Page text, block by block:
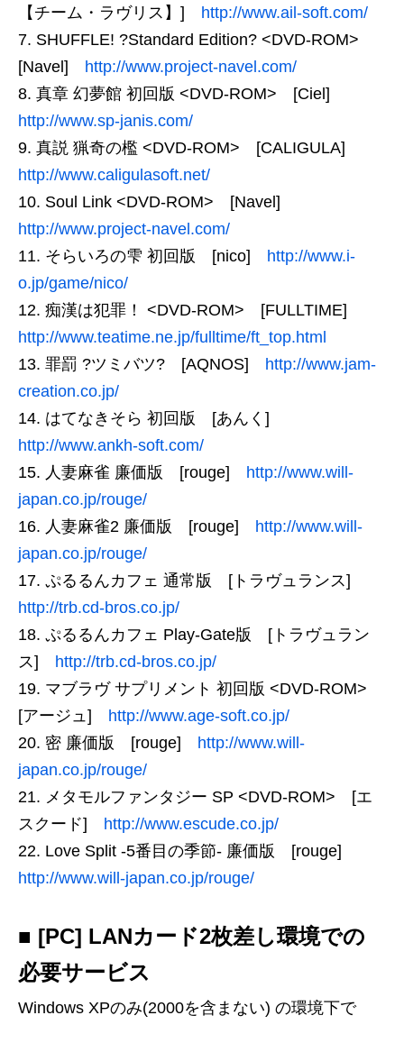
【チーム・ラヴリス】] http://www.ail-soft.com/
SHUFFLE! ?Standard Edition? <DVD-ROM>
[Navel] http://www.project-navel.com/
真章 幻夢館 初回版 <DVD-ROM> [Ciel]
http://www.sp-janis.com/
真説 猟奇の檻 <DVD-ROM> [CALIGULA]
http://www.caligulasoft.net/
Soul Link <DVD-ROM> [Navel]
http://www.project-navel.com/
そらいろの雫 初回版 [nico] http://www.i-
o.jp/game/nico/
痴漢は犯罪！ <DVD-ROM> [FULLTIME]
http://www.teatime.ne.jp/fulltime/ft_top.html
罪罰 ?ツミバツ? [AQNOS] http://www.jam-
creation.co.jp/
はてなきそら 初回版 [あんく]
http://www.ankh-soft.com/
人妻麻雀 廉価版 [rouge] http://www.will-
japan.co.jp/rouge/
人妻麻雀2 廉価版 [rouge] http://www.will-
japan.co.jp/rouge/
ぷるるんカフェ 通常版 [トラヴュランス]
http://trb.cd-bros.co.jp/
ぷるるんカフェ Play-Gate版 [トラヴュラン
ス] http://trb.cd-bros.co.jp/
マブラヴ サプリメント 初回版 <DVD-ROM>
[アージュ] http://www.age-soft.co.jp/
密 廉価版 [rouge] http://www.will-
japan.co.jp/rouge/
メタモルファンタジー SP <DVD-ROM> [エ
スクード] http://www.escude.co.jp/
Love Split -5番目の季節- 廉価版 [rouge]
http://www.will-japan.co.jp/rouge/
■ [PC] LANカード2枚差し環境での
必要サービス
Windows XPのみ(2000を含まない) の環境下で